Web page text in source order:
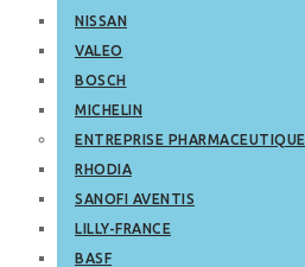
NISSAN
VALEO
BOSCH
MICHELIN
ENTREPRISE PHARMACEUTIQUE
RHODIA
SANOFI AVENTIS
LILLY-FRANCE
BASF